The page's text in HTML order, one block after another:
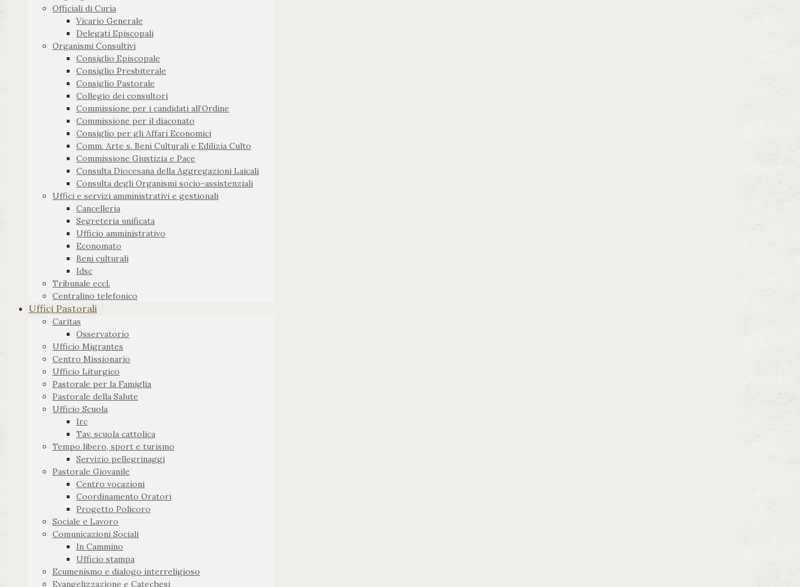
Officiali di Curia
Vicario Generale
Delegati Episcopali
Organismi Consultivi
Consiglio Episcopale
Consiglio Presbiterale
Consiglio Pastorale
Collegio dei consultori
Commissione per i candidati all’Ordine
Commissione per il diaconato
Consiglio per gli Affari Economici
Comm. Arte s. Beni Culturali e Edilizia Culto
Commissione Giustizia e Pace
Consulta Diocesana della Aggregazioni Laicali
Consulta degli Organismi socio-assistenziali
Uffici e servizi amministrativi e gestionali
Cancelleria
Segreteria unificata
Ufficio amministrativo
Economato
Beni culturali
Idsc
Tribunale eccl.
Centralino telefonico
Uffici Pastorali
Caritas
Osservatorio
Ufficio Migrantes
Centro Missionario
Ufficio Liturgico
Pastorale per la Famiglia
Pastorale della Salute
Ufficio Scuola
Irc
Tav. scuola cattolica
Tempo libero, sport e turismo
Servizio pellegrinaggi
Pastorale Giovanile
Centro vocazioni
Coordinamento Oratori
Progetto Policoro
Sociale e Lavoro
Comunicazioni Sociali
In Cammino
Ufficio stampa
Ecumenismo e dialogo interreligioso
Evangelizzazione e Catechesi